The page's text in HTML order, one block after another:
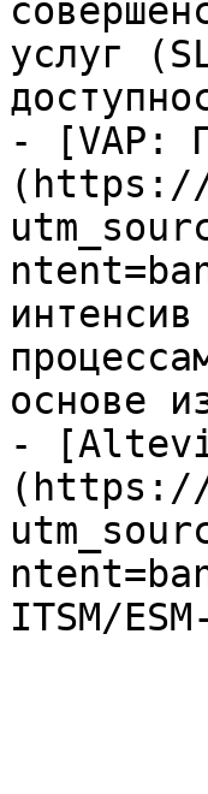
услуг
- [VAP:
(https://
основе
-
ITSM/